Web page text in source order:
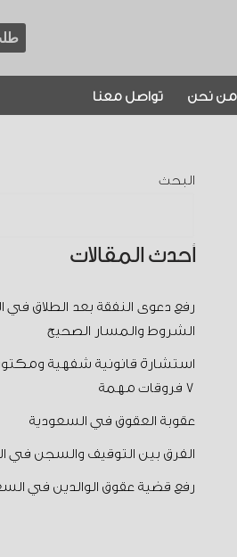
من نحن تواصل معنا
البحث
أحدث المقالات
رفع دعوى النفقة بعد الطلاق في
الشروط والمسار الصحيح
استشارة قانونية شفهية
7 فروقات مهمة
عقوبة العقوق في السعودية
الفرق بين التوقيف والسجن في
رفع قضية عقوق الوالدين في